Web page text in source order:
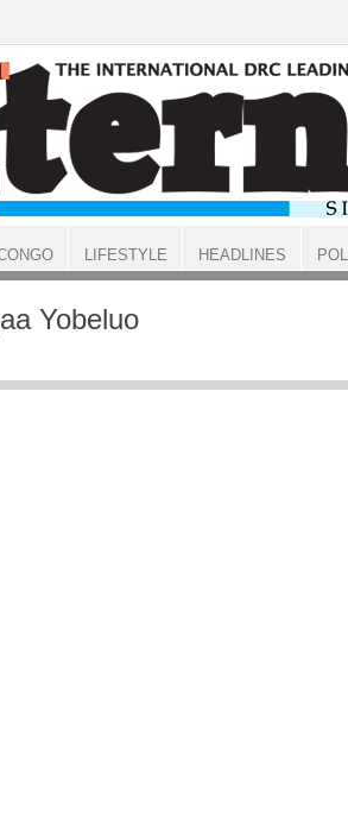
Yobeluo
LIFESTYLE HEADLINES